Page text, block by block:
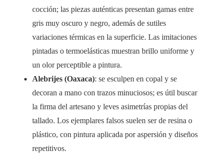
cocción; las piezas auténticas presentan gamas entre
gris muy oscuro y negro, además de sutiles
variaciones térmicas en la superficie. Las imitaciones
pintadas o termoelásticas muestran brillo uniforme y
un olor perceptible a pintura.
Alebrijes (Oaxaca): se esculpen en copal y se
decoran a mano con trazos minuciosos; es útil buscar
la firma del artesano y leves asimetrías propias del
tallado. Los ejemplares falsos suelen ser de resina o
plástico, con pintura aplicada por aspersión y diseños
repetitivos.